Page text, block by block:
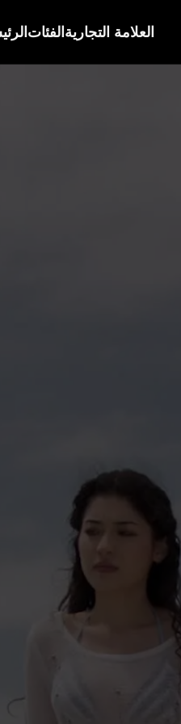
الفئاتالعلامة التجارية